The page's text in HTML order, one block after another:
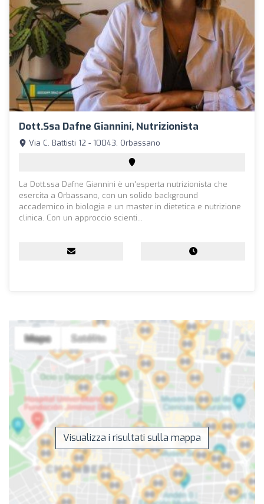
Dott.ssa Dafne Giannini, Nutrizionista
Via C. Battisti 12 - 10043, Orbassano
La Dott.ssa Dafne Giannini è un'esperta nutrizionista che
esercita a Orbassano, con un solido background
accademico in biologia e un master in dietetica e nutrizione
clinica. Con un approccio scienti...
Visualizza i risultati sulla mappa